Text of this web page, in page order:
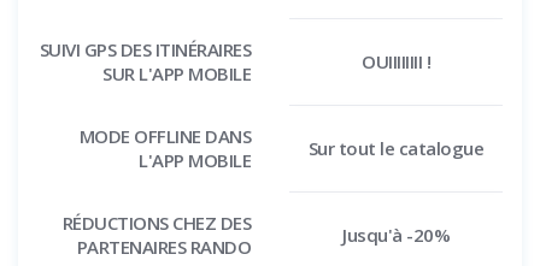
SUIVI GPS DES ITINÉRAIRES
SUR L'APP MOBILE
OUIIIIIIII !
MODE OFFLINE DANS
L'APP MOBILE
Sur tout le catalogue
RÉDUCTIONS CHEZ DES
PARTENAIRES RANDO
Jusqu'à -20%